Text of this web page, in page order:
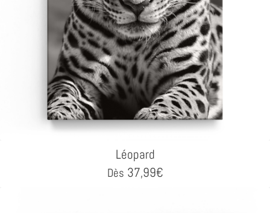
Léopard
Dès 37,99€